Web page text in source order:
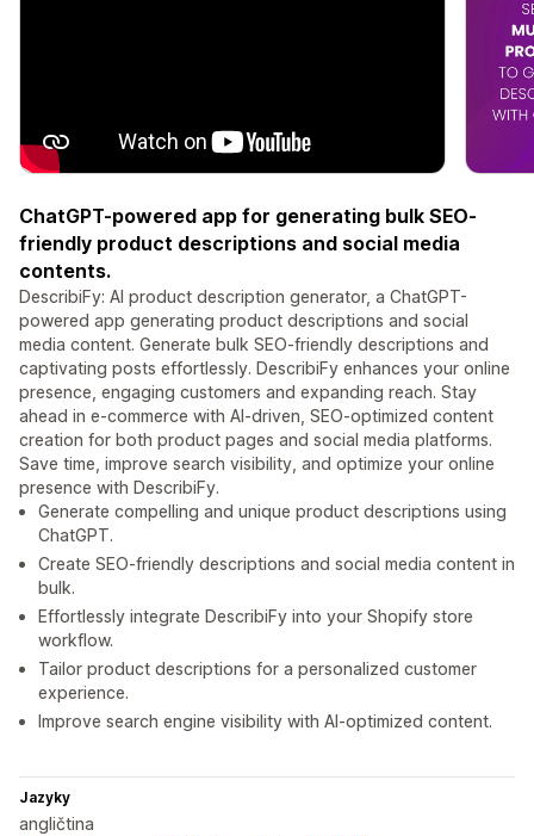
ChatGPT-powered app for generating bulk SEO-
friendly product descriptions and social media
contents.
DescribiFy: AI product description generator, a ChatGPT-
powered app generating product descriptions and social
media content. Generate bulk SEO-friendly descriptions and
captivating posts effortlessly. DescribiFy enhances your online
presence, engaging customers and expanding reach. Stay
ahead in e-commerce with AI-driven, SEO-optimized content
creation for both product pages and social media platforms.
Save time, improve search visibility, and optimize your online
presence with DescribiFy.
Generate compelling and unique product descriptions using
ChatGPT.
Create SEO-friendly descriptions and social media content in
bulk.
Effortlessly integrate DescribiFy into your Shopify store
workflow.
Tailor product descriptions for a personalized customer
experience.
Improve search engine visibility with AI-optimized content.
Jazyky
angličtina